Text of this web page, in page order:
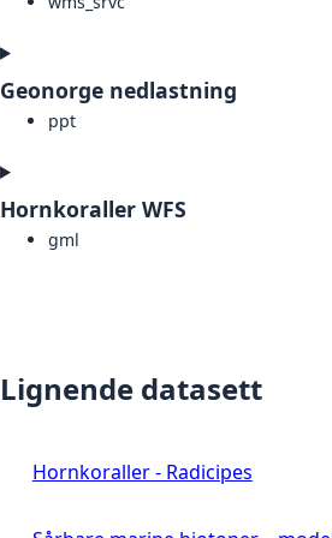
Geonorge nedlastning
ppt
Hornkoraller WFS
gml
Lignende datasett
Hornkoraller - Radicipes